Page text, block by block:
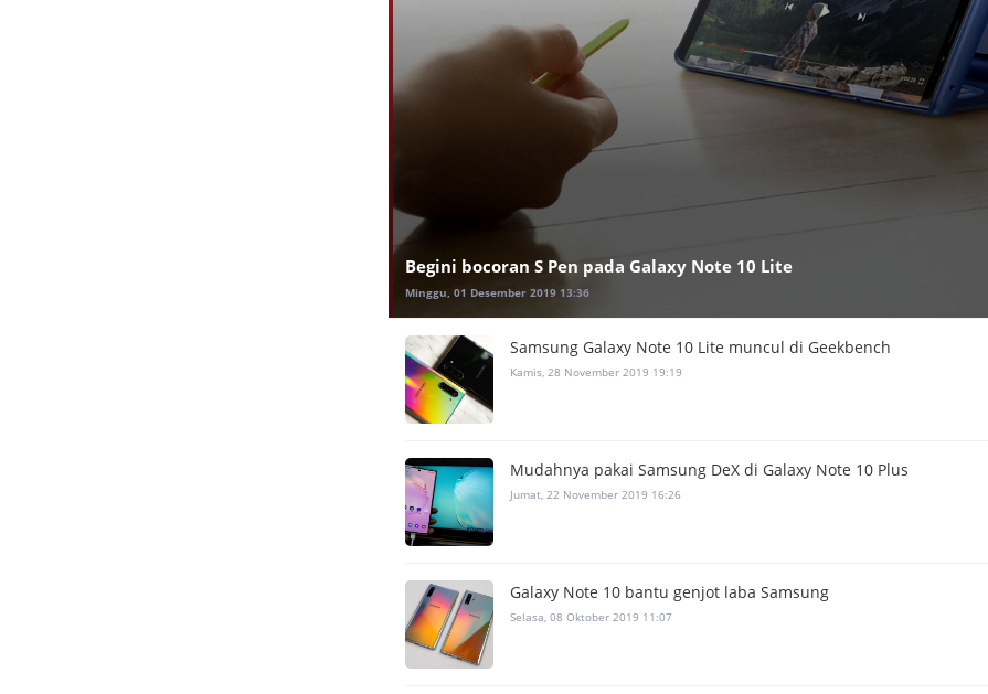
Begini bocoran S Pen pada Galaxy Note 10 Lite
Minggu, 01 Desember 2019 13:36
Samsung Galaxy Note 10 Lite muncul di Geekbench
Kamis, 28 November 2019 19:19
Mudahnya pakai Samsung DeX di Galaxy Note 10 Plus
Jumat, 22 November 2019 16:26
Galaxy Note 10 bantu genjot laba Samsung
Selasa, 08 Oktober 2019 11:07